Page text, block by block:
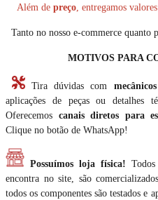
Além de preço, entregamos
Tanto no nosso e-commerce quanto
MOTIVOS PARA
Tira dúvidas com
aplicações de peças ou detalhes
Oferecemos canais diretos para
Clique no botão de WhatsApp!
Possuímos loja física!
encontra no site, são
todos os componentes são testados e